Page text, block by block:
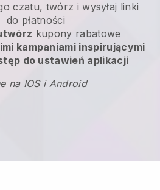
czatu, twórz i wysyłaj linki
do płatności
kupony rabatowe
kampaniami inspirującymi
do ustawień aplikacji
na IOS i Android